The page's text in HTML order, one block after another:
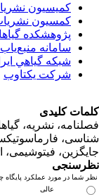
کمیسیون نشریات
کمسیون نشریات
پژوهشكده گياهان
سامانه منبع‌ياب
شبكه گياهي ايران
شرکت یکتاوب
کلیدی
نشریه، گیاهان
فارماسوتیکس،
فیتوشیمی،
در مورد عملکرد پایگاه